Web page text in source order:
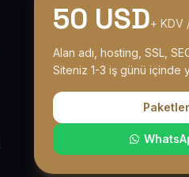
50 USD+ KDV
Alan adı, hosting, SSL,
Siteniz 1-3 iş günü içinde